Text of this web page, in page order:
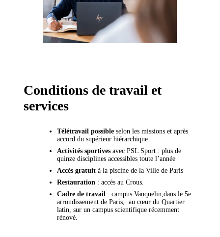
Conditions de travail et
services
Télétravail possible selon les missions et après
accord du supérieur hiérarchique.
Activités sportives avec PSL Sport : plus de
quinze disciplines accessibles toute l’année
Accès gratuit à la piscine de la Ville de Paris
Restauration : accès au Crous.
Cadre de travail : campus Vauquelin,dans le 5e
arrondissement de Paris, au cœur du Quartier
latin, sur un campus scientifique récemment
rénové.